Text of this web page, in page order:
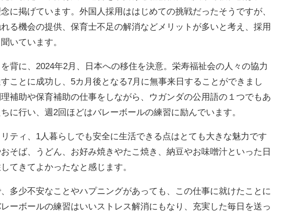
念に掲げています。外国人採用ははじめての挑戦だったそうですが、
る機会の提供、保育士不足の解消などメリットが多いと考え、採用
いています。
背に、2024年2月、日本への移住を決意。栄寿福祉会の人々の協力
ことに成功し、5カ月後となる7月に無事来日することができまし
補助や保育補助の仕事をしながら、ウガンダの公用語の１つでもあ
に行い、週2回ほどはバレーボールの練習に励んでいます。
ティ、1人暮らしでも安全に生活できる点はとても大きな魅力です
そば、うどん、お好み焼きやたこ焼き、納豆やお味噌汁といった日
てきてよかったなと感じます。
多少不安なことやハプニングがあっても、この仕事に就けたことに
ーボールの練習はいいストレス解消にもなり、充実した毎日を送っ